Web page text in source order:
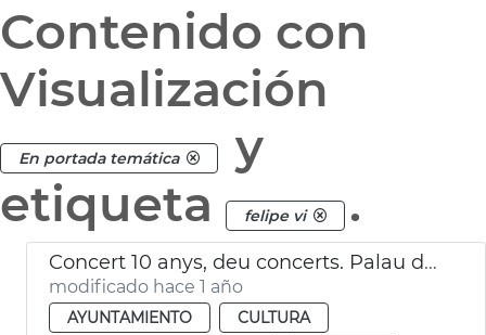
Contenido con
Visualización
En portada temática
y
etiqueta
felipe vi .
Concert 10 anys, deu concerts. Palau de la Música de València
modificado hace 1 año
AYUNTAMIENTO
CULTURA